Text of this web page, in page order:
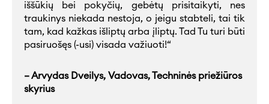
iššūkių bei pokyčių, gebėtų prisitaikyti, nes
traukinys niekada nestoja, o jeigu stabteli, tai tik
tam, kad kažkas išliptų arba įliptų. Tad Tu turi būti
pasiruošęs (-usi) visada važiuoti!“
– Arvydas Dveilys, Vadovas, Techninės priežiūros
skyrius